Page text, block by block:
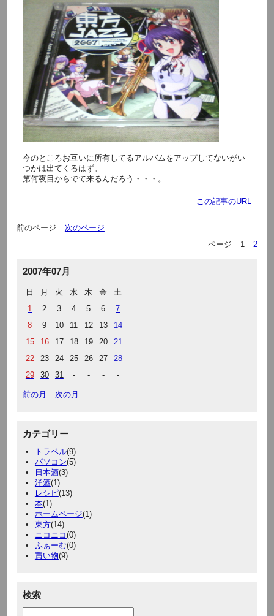
今のところお互いに所有してるアルバムをアップしてないがい
つかは出てくるはず。
第何夜目からでて来るんだろう・・・。
この記事のURL
前のページ
次のページ
ページ
1 2
2007年07月
日 月 火 水 木 金
土
1
2 3 4 5 6
7
8
9 10 11 12 13
14
15
16 17 18 19 20
21
22
23 24 25 26 27
28
29
30 31 - - - -
前の月 次の月
カテゴリー
トラベル(9)
パソコン(5)
日本酒(3)
洋酒(1)
レシピ(13)
本(1)
ホームページ(1)
東方(14)
ニコニコ(0)
ふぁーむ(0)
買い物(9)
検索